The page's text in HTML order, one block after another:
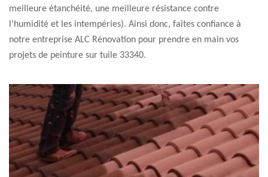
meilleure étanchéité, une meilleure résistance contre
l’humidité et les intempéries). Ainsi donc, faites confiance à
notre entreprise ALC Rénovation pour prendre en main vos
projets de peinture sur tuile 33340.